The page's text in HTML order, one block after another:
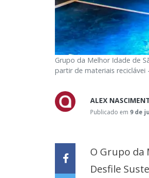
Grupo da Melhor Idade de
partir de materiais
ALEX
Publicado em 9 de
O Grupo da
Desfile